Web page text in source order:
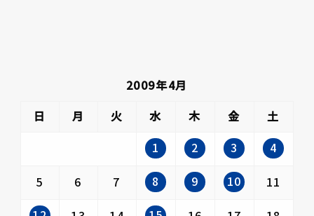
2009年4月
日
月 火 水 木 金
土
1
2 3 4
5 6 7 8 9 10
11